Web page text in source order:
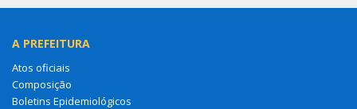
A PREFEITURA
Atos oficiais
Composição
Boletins Epidemiológicos